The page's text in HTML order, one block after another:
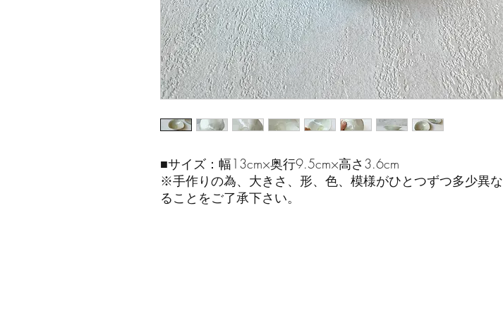
■サイズ：幅13cm×奥行9.5cm×高さ3.6cm
※手作りの為、大きさ、形、色、模様がひとつずつ多少異な
ることをご了承下さい。